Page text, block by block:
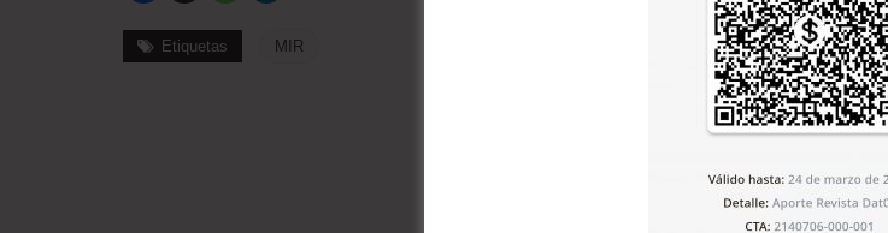
Etiquetas MIR